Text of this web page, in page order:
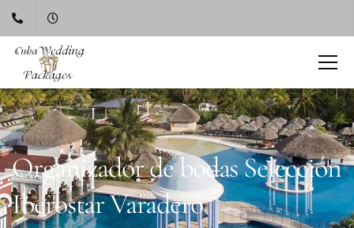
Organizador de bodas Selección
Iberostar Varadero